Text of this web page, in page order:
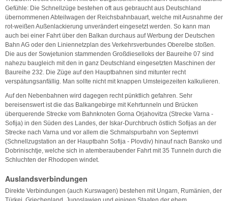
Gefühle: Die Schnellzüge bestehen oft aus gebraucht aus Deutschland
übernommenen Abteilwagen der Reichsbahnbauart, welche mit Ausnahme der
rot-weißen Außenlackierung unverändert eingesetzt werden. So kann man
auch bei einer Fahrt über den Balkan durchaus auf Werbung der Deutschen
Bahn AG oder den Liniennetzplan des Verkehrsverbundes Oberelbe stoßen.
Die aus der Sowjetunion stammenden Großdieselloks der Baureihe 07 sind
nahezu baugleich mit den in ganz Deutschland eingesetzten Maschinen der
Baureihe 232. Die Züge auf den Hauptbahnen sind mitunter recht
verspätungsanfällig. Man sollte nicht mit knappen Umsteigezeiten kalkulieren.
Auf den Nebenbahnen wird dagegen recht pünktlich gefahren. Sehr
bereisenswert ist die das Balkangebirge mit Kehrtunneln und Brücken
überquerende Strecke vom Bahnknoten Gorna Orjahovitza (Strecke Varna -
Sofija) in den Süden des Landes, der Iskar-Durchbruch östlich Sofijas an der
Strecke nach Varna und vor allem die Schmalspurbahn von Septemvri
(Schnellzugstation an der Hauptbahn Sofija - Plovdiv) hinauf nach Bansko und
Dobrinischtje, welche sich in atemberaubender Fahrt mit 35 Tunneln durch die
Schluchten der Rhodopen windet.
Auslandsverbindungen
Direkte Verbindungen (auch Kurswagen) bestehen mit Ungarn, Rumänien, der